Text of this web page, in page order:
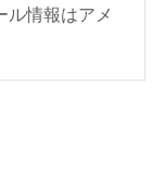
ル情報はアメ